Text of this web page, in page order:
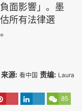
面影響」。墨
所有法律選
来源: 看中国 责编: Laura
85